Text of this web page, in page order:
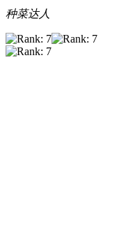
种菜达人